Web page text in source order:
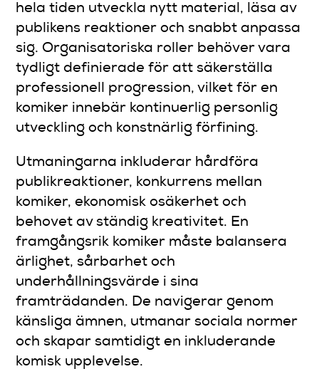
hela tiden utveckla nytt material, läsa av
publikens reaktioner och snabbt anpassa
sig. Organisatoriska roller behöver vara
tydligt definierade för att säkerställa
professionell progression, vilket för en
komiker innebär kontinuerlig personlig
utveckling och konstnärlig förfining.
Utmaningarna inkluderar hårdföra
publikreaktioner, konkurrens mellan
komiker, ekonomisk osäkerhet och
behovet av ständig kreativitet. En
framgångsrik komiker måste balansera
ärlighet, sårbarhet och
underhållningsvärde i sina
framträdanden. De navigerar genom
känsliga ämnen, utmanar sociala normer
och skapar samtidigt en inkluderande
komisk upplevelse.